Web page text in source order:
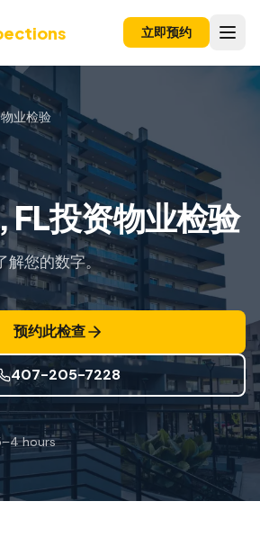
立即预约
业检验
投资物业检验
解您的数字。
预约此检查
407-205-7228
hours